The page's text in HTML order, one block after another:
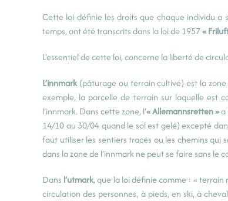
Cette loi définie les droits que chaque individu a
temps, ont été transcrits dans la loi de 1957«
L’essentiel de cette loi, concerne la liberté de
L’innmark(pâturage ou terrain cultivé) est la
exemple, la parcelle de terrain sur laquelle est
l’innmark. Dans cette zone, l’« Allemannsretten »a
14/10 au 30/04 quand le sol est gelé) excepté
faut utiliser les sentiers tracés ou les chemins qui
dans la zone de l’innmark ne peut se faire sans le
Dans l’utmark, que la loi définie comme : «
circulation des personnes, à pieds, en ski, à